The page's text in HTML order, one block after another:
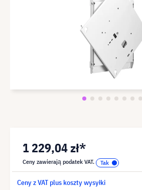
1 229,04 zł*
Ceny zawierają podatek VAT.
Ceny z VAT plus koszty wysyłki